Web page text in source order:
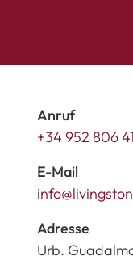
Anruf
+34 952 806
E-Mail
Adresse
Urb.